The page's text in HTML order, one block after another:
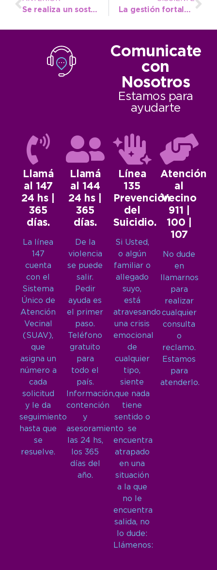
Se realiza un sostenido operativo de limpieza urbana en Quequén La gestión fortalece los controles en el proceso de habilitación para conducir
Comunicate
con
Nosotros
Estamos para
ayudarte
Llamá
al 147
24 hs |
365
días.
La línea
147
cuenta
con el
Sistema
Único de
Atención
Vecinal
(SUAV),
que
asigna un
número a
cada
solicitud
y le da
seguimiento
hasta que
se
resuelve.
Llamá
al 144
24 hs |
365
días.
De la
violencia
se puede
salir.
Pedir
ayuda es
el primer
paso.
Teléfono
gratuito
para
todo el
país.
Información,
contención
y
asesoramiento
las 24 hs,
los 365
días del
año.
Línea
135
Prevención
del
Suicidio.
Si Usted,
o algún
familiar o
allegado
suyo,
está
atravesando
una crisis
emocional
de
cualquier
tipo,
siente
que nada
tiene
sentido o
se
encuentra
atrapado
en una
situación
a la que
no le
encuentra
salida, no
lo dude:
Llámenos:
Atención
al
Vecino
911 |
100 |
107
No dude
en
llamarnos
para
realizar
cualquier
consulta
o
reclamo.
Estamos
para
atenderlo.